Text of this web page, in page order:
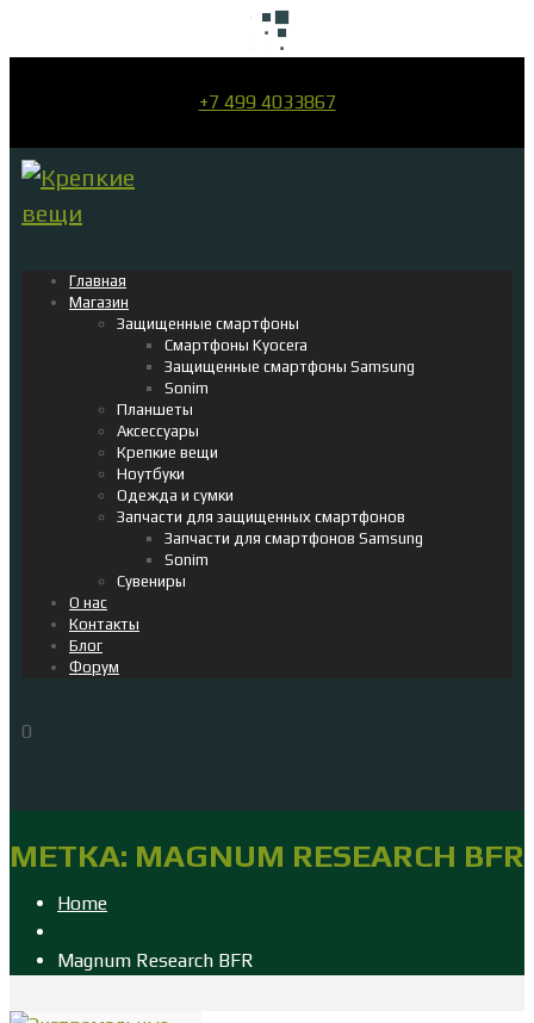
+7 499 4033867
Главная
Магазин
Защищенные смартфоны
Смартфоны Kyocera
Защищенные смартфоны Samsung
Sonim
Планшеты
Аксессуары
Крепкие вещи
Ноутбуки
Одежда и сумки
Запчасти для защищенных смартфонов
Запчасти для смартфонов Samsung
Sonim
Сувениры
О нас
Контакты
Блог
Форум
0
МЕТКА: MAGNUM RESEARCH BFR
Home
Magnum Research BFR